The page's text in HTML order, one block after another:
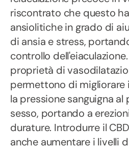
riscontrato che questo
ansiolitiche in grado di
di ansia e stress,
controllo
proprietà di
permettono di migliorare
la pressione sanguigna al
sesso, portando a
durature. Introdurre il
anche aumentare i livelli